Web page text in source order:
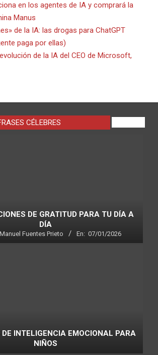
en los agentes de IA y comprará la
Manus
de la IA: las drogas para ChatGPT
paga por ellas)
de la IA del CEO de Microsoft,
CÉLEBRES
DE GRATITUD PARA TU DÍA A
DÍA
Fuentes Prieto En: 07/01/2026
INTELIGENCIA EMOCIONAL PARA
NIÑOS